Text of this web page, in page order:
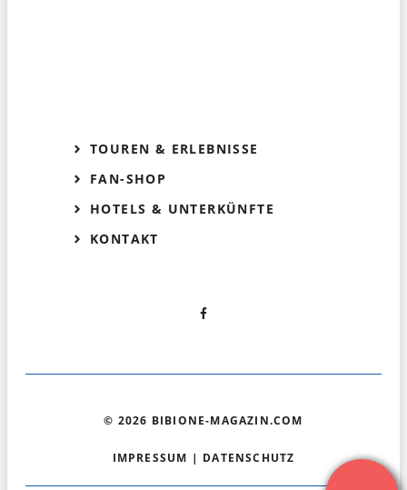
TOUREN & ERLEBNISSE
FAN-SHOP
HOTELS & UNTERKÜNFTE
KONTAKT
© 2026 BIBIONE-MAGAZIN.COM
IMPRESSUM | DATENSCHUTZ